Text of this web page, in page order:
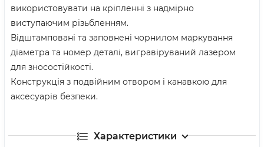
використовувати на кріпленні з надмірно
виступаючим різьбленням.
Відштамповані та заповнені чорнилом маркування
діаметра та номер деталі, вигравіруваний лазером
для зносостійкості.
Конструкція з подвійним отвором і канавкою для
аксесуарів безпеки.
Характеристики